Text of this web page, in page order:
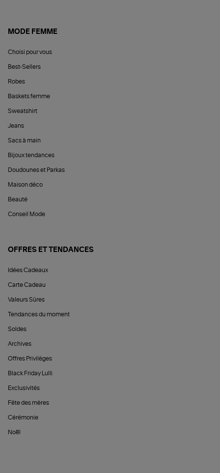
MODE FEMME
Choisi pour vous
Best-Sellers
Robes
Baskets femme
Sweatshirt
Jeans
Sacs à main
Bijoux tendances
Doudounes et Parkas
Maison déco
Beauté
Conseil Mode
OFFRES ET TENDANCES
Idées Cadeaux
Carte Cadeau
Valeurs Sûres
Tendances du moment
Soldes
Archives
Offres Privilèges
Black Friday Lulli
Exclusivités
Fête des mères
Cérémonie
Noël